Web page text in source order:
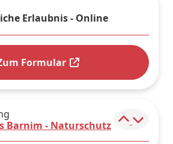
Erlaubnis - Online
Formular
Barnim - Naturschutz